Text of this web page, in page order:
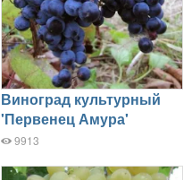
Виноград культурный
'Первенец Амура'
9913